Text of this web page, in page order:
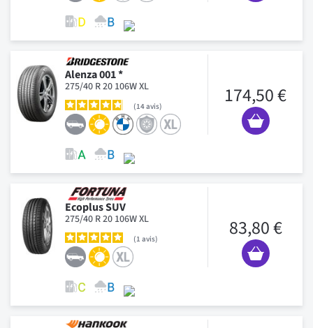
Alenza 001 *
275/40 R 20 106W XL
14avis 174,50 €
Ecoplus SUV
275/40 R 20 106W XL
1 avis 83,80 €